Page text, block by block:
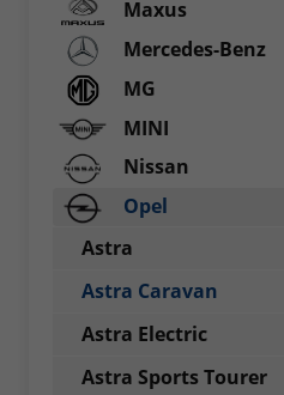
Maxus
Mercedes-Benz
MG
MINI
Nissan
Opel
Astra
Astra Caravan
Astra Electric
Astra Sports Tourer